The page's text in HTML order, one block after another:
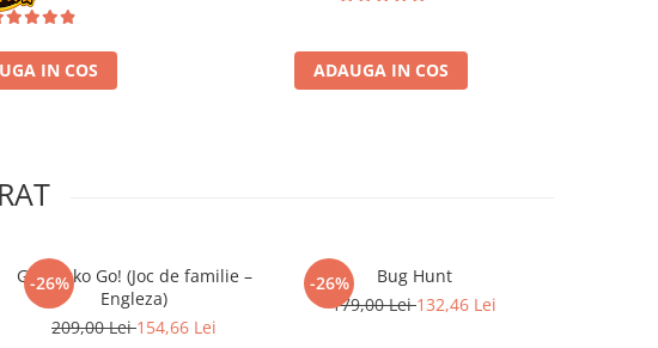
IN COS ADAUGA IN COS
-26%
Go Gecko Go! (Joc de familie –
Engleza)
209,00 Lei154,66 Lei
-26%
Bug Hunt
179,00 Lei132,46 Lei